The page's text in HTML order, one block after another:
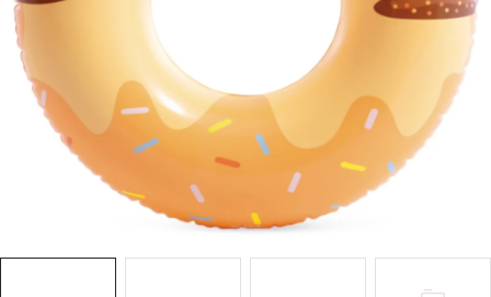
Zdravie a krása
Šport a outdoor
Pre deti